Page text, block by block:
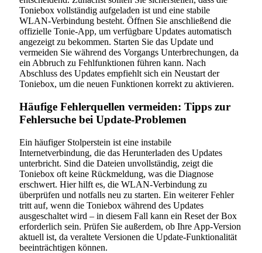
Toniebox vollständig aufgeladen ist und eine stabile
WLAN-Verbindung besteht. Öffnen Sie anschließend die
offizielle Tonie-App, um verfügbare Updates automatisch
angezeigt zu bekommen. Starten Sie das Update und
vermeiden Sie während des Vorgangs Unterbrechungen, da
ein Abbruch zu Fehlfunktionen führen kann. Nach
Abschluss des Updates empfiehlt sich ein Neustart der
Toniebox, um die neuen Funktionen korrekt zu aktivieren.
Häufige Fehlerquellen vermeiden: Tipps zur
Fehlersuche bei Update-Problemen
Ein häufiger Stolperstein ist eine instabile
Internetverbindung, die das Herunterladen des Updates
unterbricht. Sind die Dateien unvollständig, zeigt die
Toniebox oft keine Rückmeldung, was die Diagnose
erschwert. Hier hilft es, die WLAN-Verbindung zu
überprüfen und notfalls neu zu starten. Ein weiterer Fehler
tritt auf, wenn die Toniebox während des Updates
ausgeschaltet wird – in diesem Fall kann ein Reset der Box
erforderlich sein. Prüfen Sie außerdem, ob Ihre App-Version
aktuell ist, da veraltete Versionen die Update-Funktionalität
beeinträchtigen können.